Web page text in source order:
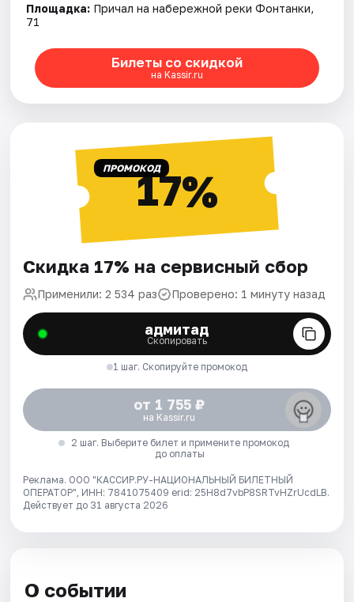
Площадка: Причал на набережной реки Фонтанки,
71
Билеты со скидкой
на Kassir.ru
ПРОМОКОД17%
Скидка 17% на сервисный сбор
Применили: 2 534 раз Проверено: 1 минуту назад
адмитад
Скопировать
1 шаг. Скопируйте промокод
от 1 755 ₽
на Kassir.ru
2 шаг. Выберите билет и примените промокод
до оплаты
Реклама. ООО "КАССИР.РУ-НАЦИОНАЛЬНЫЙ БИЛЕТНЫЙ
ОПЕРАТОР", ИНН: 7841075409 erid: 25H8d7vbP8SRTvHZrUcdLB.
Действует до 31 августа 2026
О событии